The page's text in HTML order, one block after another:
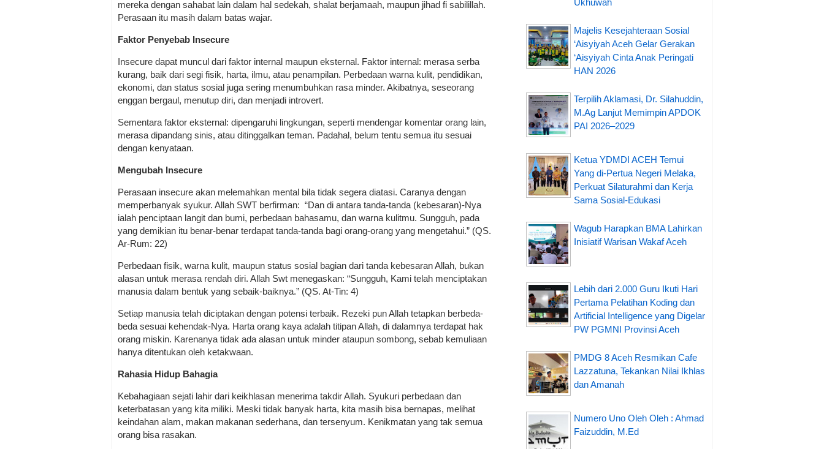
mereka dengan sahabat lain dalam hal sedekah, shalat berjamaah, maupun jihad fi sabilillah.
Perasaan itu masih dalam batas wajar.
Faktor Penyebab Insecure
Insecure dapat muncul dari faktor internal maupun eksternal. Faktor internal: merasa serba
kurang, baik dari segi fisik, harta, ilmu, atau penampilan. Perbedaan warna kulit, pendidikan,
ekonomi, dan status sosial juga sering menumbuhkan rasa minder. Akibatnya, seseorang
enggan bergaul, menutup diri, dan menjadi introvert.
Sementara faktor eksternal: dipengaruhi lingkungan, seperti mendengar komentar orang lain,
merasa dipandang sinis, atau ditinggalkan teman. Padahal, belum tentu semua itu sesuai
dengan kenyataan.
Mengubah Insecure
Perasaan insecure akan melemahkan mental bila tidak segera diatasi. Caranya dengan
memperbanyak syukur. Allah SWT berfirman: “Dan di antara tanda-tanda (kebesaran)-Nya
ialah penciptaan langit dan bumi, perbedaan bahasamu, dan warna kulitmu. Sungguh, pada
yang demikian itu benar-benar terdapat tanda-tanda bagi orang-orang yang mengetahui.” (QS.
Ar-Rum: 22)
Perbedaan fisik, warna kulit, maupun status sosial bagian dari tanda kebesaran Allah, bukan
alasan untuk merasa rendah diri. Allah Swt menegaskan: “Sungguh, Kami telah menciptakan
manusia dalam bentuk yang sebaik-baiknya.” (QS. At-Tin: 4)
Setiap manusia telah diciptakan dengan potensi terbaik. Rezeki pun Allah tetapkan berbeda-
beda sesuai kehendak-Nya. Harta orang kaya adalah titipan Allah, di dalamnya terdapat hak
orang miskin. Karenanya tidak ada alasan untuk minder ataupun sombong, sebab kemuliaan
hanya ditentukan oleh ketakwaan.
Rahasia Hidup Bahagia
Kebahagiaan sejati lahir dari keikhlasan menerima takdir Allah. Syukuri perbedaan dan
keterbatasan yang kita miliki. Meski tidak banyak harta, kita masih bisa bernapas, melihat
keindahan alam, makan makanan sederhana, dan tersenyum. Kenikmatan yang tak semua
orang bisa rasakan.
Majelis Kesejahteraan Sosial
‘Aisyiyah Aceh Gelar Gerakan
‘Aisyiyah Cinta Anak Peringati
HAN 2026
Terpilih Aklamasi, Dr. Silahuddin,
M.Ag Lanjut Memimpin APDOK
PAI 2026–2029
Ketua YDMDI ACEH Temui
Yang di-Pertua Negeri Melaka,
Perkuat Silaturahmi dan Kerja
Sama Sosial-Edukasi
Wagub Harapkan BMA Lahirkan
Inisiatif Warisan Wakaf Aceh
Lebih dari 2.000 Guru Ikuti Hari
Pertama Pelatihan Koding dan
Artificial Intelligence yang Digelar
PW PGMNI Provinsi Aceh
PMDG 8 Aceh Resmikan Cafe
Lazzatuna, Tekankan Nilai Ikhlas
dan Amanah
Numero Uno Oleh Oleh : Ahmad
Faizuddin, M.Ed